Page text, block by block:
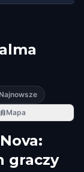
Najnowsze
Mapa
graczy